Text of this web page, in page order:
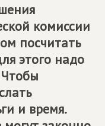
комиссии
посчитать
этого надо
Чтобы
и время.